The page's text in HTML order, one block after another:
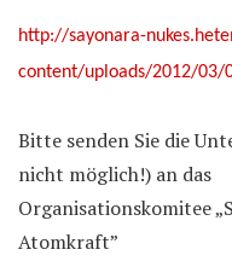
http://sayonara-
content/uploads/2012/03/
Bitte senden Sie die
nicht möglich!) an das
Organisationskomitee
Atomkraft”